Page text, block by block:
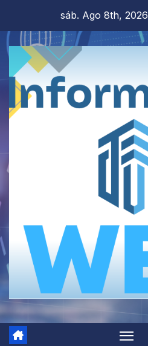
contenido
sáb. Ago 8th, 2026